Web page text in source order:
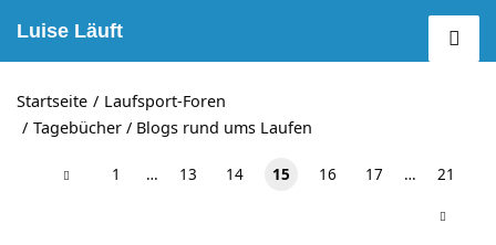
Luise Läuft
Startseite
Laufsport-Foren
Tagebücher / Blogs rund ums Laufen
1 … 13 14 15 16 17 … 21